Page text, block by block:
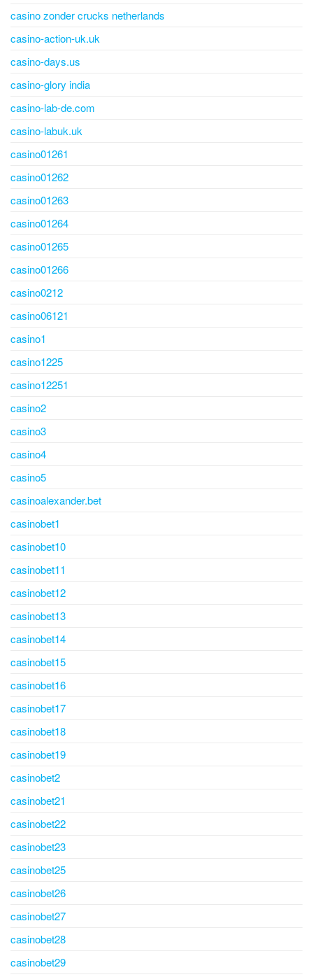
casino zonder crucks netherlands
casino-action-uk.uk
casino-days.us
casino-glory india
casino-lab-de.com
casino-labuk.uk
casino01261
casino01262
casino01263
casino01264
casino01265
casino01266
casino0212
casino06121
casino1
casino1225
casino12251
casino2
casino3
casino4
casino5
casinoalexander.bet
casinobet1
casinobet10
casinobet11
casinobet12
casinobet13
casinobet14
casinobet15
casinobet16
casinobet17
casinobet18
casinobet19
casinobet2
casinobet21
casinobet22
casinobet23
casinobet25
casinobet26
casinobet27
casinobet28
casinobet29